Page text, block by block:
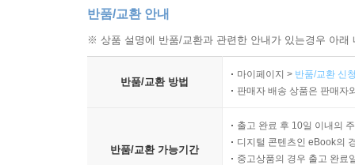
반품/교환 안내
※ 상품 설명에 반품/교환과 관련한 안내가 있는경우 아
반품/교환 방법
마이페이지 > 반품/교환 신
판매자 배송 상품은 판매자
반품/교환 가능기간
출고 완료 후 10일 이내의
디지털 콘텐츠인 eBook의
중고상품의 경우 출고 완료